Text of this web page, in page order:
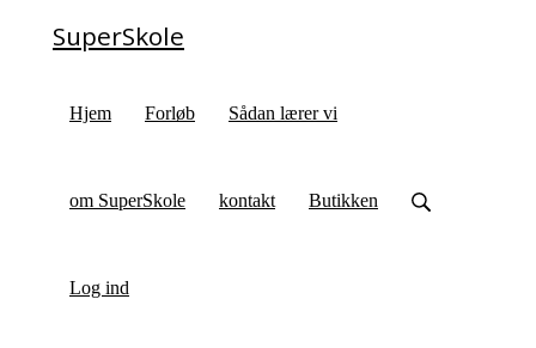
SuperSkole
Hjem Forløb Sådan lærer vi
om SuperSkole kontakt Butikken
Log ind